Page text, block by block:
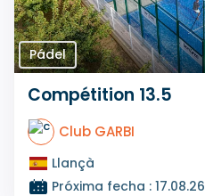
Pádel
Compétition 13.5
Club GARBI
Llançà
Próxima fecha : 17.08.26